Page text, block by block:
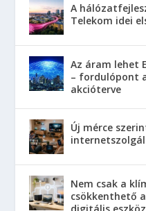
A
Telekom idei
Az áram lehet
– fordulópont
akcióterve
Új mérce
Nem csak a
csökkenthető
digitális